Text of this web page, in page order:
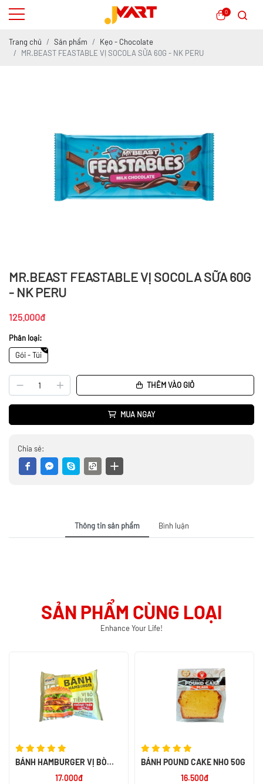
0
Trang chủ Sản phẩm
Kẹo - Chocolate
MR.BEAST FEASTABLE VỊ SOCOLA SỮA 60G - NK PERU
MR.BEAST FEASTABLE VỊ SOCOLA SỮA 60G
- NK PERU
125.000đ
Phân loại:
Gói - Túi
THÊM VÀO GIỎ
MUA NGAY
Chia sẻ:
Thông tin sản phẩm Bình luận
SẢN PHẨM CÙNG LOẠI
Enhance Your Life!
BÁNH HAMBURGER VỊ BÒ
TIÊU ĐEN 85G
17.000đ
BÁNH POUND CAKE NHO 50G
16.500đ